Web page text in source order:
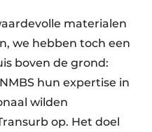
materialen
we hebben toch een
boven de grond:
hun expertise in
wilden
op. Het doel